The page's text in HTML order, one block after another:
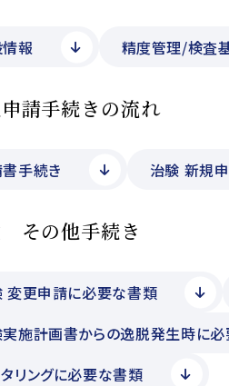
報 精度管理/検査
請手続きの流れ
手続き 治験 新規
その他手続き
変更申請に必要な書類
施計画書からの逸脱発生時に
リングに必要な書類